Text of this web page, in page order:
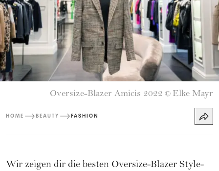
Oversize-Blazer Amicis 2022 © Elke Mayr
HOME BEAUTY FASHION
Wir zeigen dir die besten Oversize-Blazer Style-